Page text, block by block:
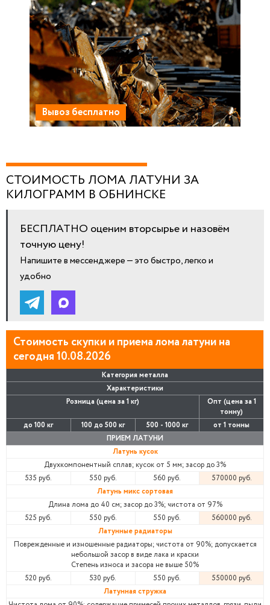
Вывоз бесплатно
СТОИМОСТЬ ЛОМА ЛАТУНИ ЗА
КИЛОГРАММ В ОБНИНСКЕ
БЕСПЛАТНО оценим вторсырье и назовём
точную цену!
Напишите в мессенджере — это быстро, легко и
удобно
Стоимость скупки и приема лома латуни на
сегодня 10.08.2026
Категория металла
Характеристики
Розница (цена за 1 кг)
Опт (цена за 1
тонну)
до 100 кг
100 до 500 кг 500 - 1000 кг
от 1 тонны
ПРИЕМ ЛАТУНИ
Латунь кусок
Двухкомпонентный сплав; кусок от 5 мм; засор до 3%
535 руб.
550 руб. 560 руб.
570000 руб.
Латунь микс сортовая
Длина лома до 40 см; засор до 3%; чистота от 97%
525 руб.
550 руб. 550 руб.
560000 руб.
Латунные радиаторы
Поврежденные и изношенные радиаторы; чистота от 90%; допускается
небольшой засор в виде лака и краски
Степень износа и засора не выше 50%
520 руб.
530 руб. 550 руб.
550000 руб.
Латунная стружка